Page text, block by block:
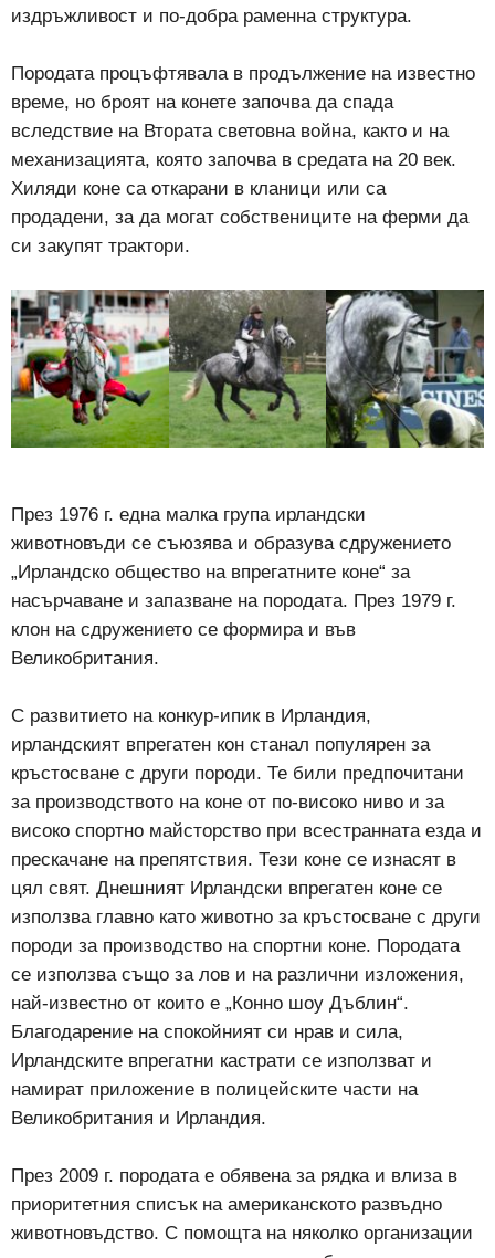
издръжливост и по-добра раменна структура.
Породата процъфтявала в продължение на известно
време, но броят на конете започва да спада
вследствие на Втората световна война, както и на
механизацията, която започва в средата на 20 век.
Хиляди коне са откарани в кланици или са
продадени, за да могат собствениците на ферми да
си закупят трактори.
През 1976 г. една малка група ирландски
животновъди се съюзява и образува сдружението
„Ирландско общество на впрегатните коне“ за
насърчаване и запазване на породата. През 1979 г.
клон на сдружението се формира и във
Великобритания.
С развитието на конкур-ипик в Ирландия,
ирландският впрегатен кон станал популярен за
кръстосване с други породи. Те били предпочитани
за производството на коне от по-високо ниво и за
високо спортно майсторство при всестранната езда и
прескачане на препятствия. Тези коне се изнасят в
цял свят. Днешният Ирландски впрегатен коне се
използва главно като животно за кръстосване с други
породи за производство на спортни коне. Породата
се използва също за лов и на различни изложения,
най-известно от които е „Конно шоу Дъблин“.
Благодарение на спокойният си нрав и сила,
Ирландските впрегатни кастрати се използват и
намират приложение в полицейските части на
Великобритания и Ирландия.
През 2009 г. породата е обявена за рядка и влиза в
приоритетния списък на американското развъдно
животновъдство. С помощта на няколко организации